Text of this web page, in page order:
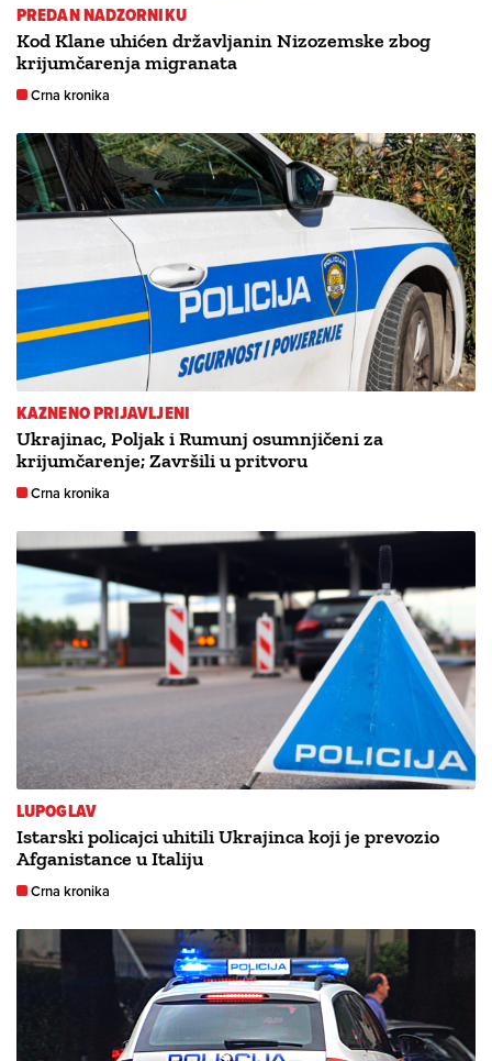
PREDAN NADZORNIKU
Kod Klane uhićen državljanin Nizozemske zbog
krijumčarenja migranata
Crna kronika
KAZNENO PRIJAVLJENI
Ukrajinac, Poljak i Rumunj osumnjičeni za
krijumčarenje; Završili u pritvoru
Crna kronika
LUPOGLAV
Istarski policajci uhitili Ukrajinca koji je prevozio
Afganistance u Italiju
Crna kronika